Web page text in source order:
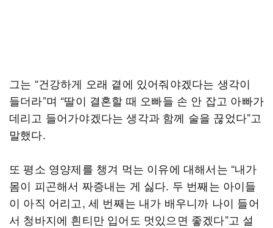
그는 “건강하게 오래 곁에 있어줘야겠다는 생각이
들더라”며 “딸이 결혼할 때 오빠들 손 안 잡고 아빠가
데리고 들어가야겠다는 생각과 함께 술을 끊었다”고
말했다.
또 평소 영양제를 챙겨 먹는 이유에 대해서는 “내가
몸이 피곤해서 짜증내는 게 싫다. 두 번째는 아이들
이 아직 어리고, 세 번째는 내가 배우니까 나이 들어
서 청바지에 흰티만 입어도 멋있으면 좋겠다”고 설